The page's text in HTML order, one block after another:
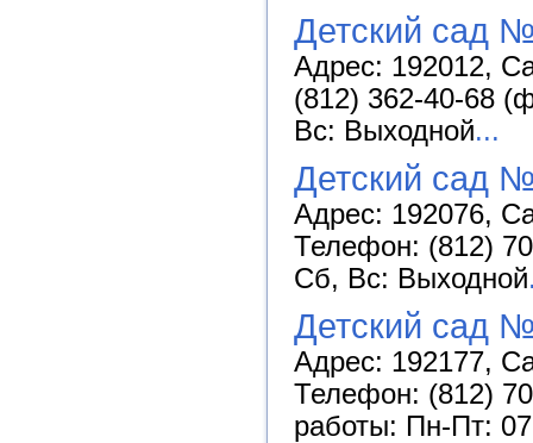
Детский сад
Адрес: 192012,
(812) 362-40-68
Вс: Выходной...
Детский сад
Адрес: 192076,
Телефон: (812)
Сб, Вс: Выходной
Детский сад
Адрес: 192177,
Телефон: (812)
работы: Пн-Пт: